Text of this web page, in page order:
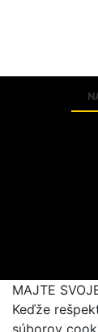
MAJTE
Keďže